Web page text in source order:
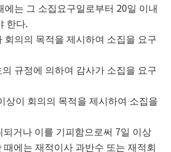
에는 그 소집요구일로부터 20일 이내
한다.
회의의 목적을 제시하여 소집을 요구
의 규정에 의하여 감사가 소집을 요구
상이 회의의 목적을 제시하여 소집을
거나 이를 기피함으로써 7일 이상
에는 재적이사 과반수 또는 재적회